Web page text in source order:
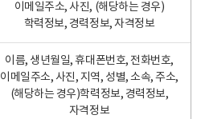
이메일주소, 사진, (해당하는 경우)
학력정보, 경력정보, 자격정보
이름, 생년월일, 휴대폰번호, 전화번호,
이메일주소, 사진, 지역, 성별, 소속, 주소,
(해당하는 경우)학력정보, 경력정보,
자격정보